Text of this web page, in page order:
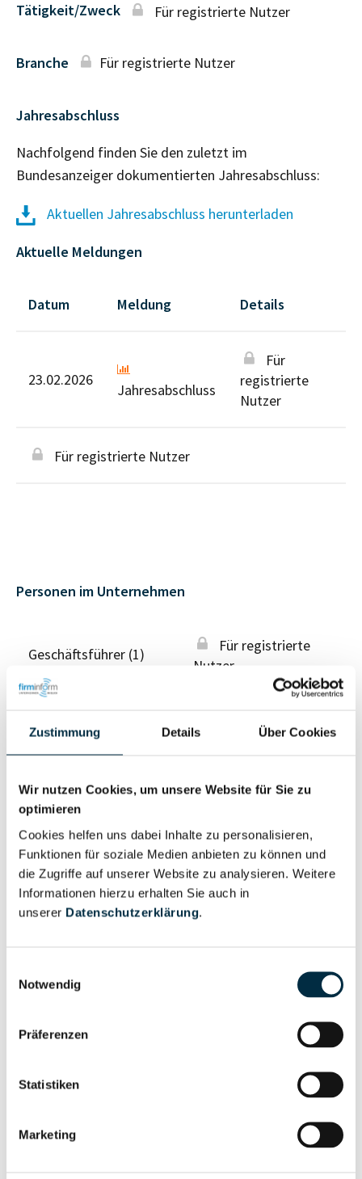
Zustimmung Details Über Cookies
Wir nutzen Cookies, um unsere Website für Sie zu
optimieren
Cookies helfen uns dabei Inhalte zu personalisieren,
Funktionen für soziale Medien anbieten zu können und
die Zugriffe auf unserer Website zu analysieren. Weitere
Informationen hierzu erhalten Sie auch in
unserer Datenschutzerklärung.
Notwendig
Präferenzen
Statistiken
Marketing
Tätigkeit/Zweck Für registrierte Nutzer
Branche Für registrierte Nutzer
Jahresabschluss
Nachfolgend finden Sie den zuletzt im
Bundesanzeiger dokumentierten Jahresabschluss:
Aktuellen Jahresabschluss herunterladen
Aktuelle Meldungen
Datum Meldung Details
23.02.2026
Jahresabschluss
Für
registrierte
Nutzer
Für registrierte Nutzer
Personen im Unternehmen
Geschäftsführer (1)
Für registrierte
Nutzer
Prokurist (1)
Für registrierte
Nutzer
Wirtschaftlich
Berechtigter
Vollständiges
anfragen
Eigentums- und Kontrollstruktur
Gesellschafterstruktur
Vollständiges
Unternehmensprofil
Unternehmensnetzwerk
Unternehmensprofil